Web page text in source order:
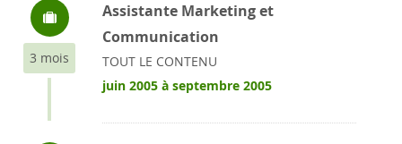
3 mois
Assistante Marketing et
Communication
TOUT LE CONTENU
juin 2005 à septembre 2005